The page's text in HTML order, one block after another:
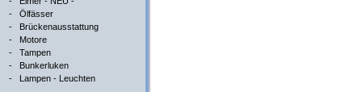
- Ölfässer
- Brückenausstattung
- Motore
- Tampen
- Bunkerluken
- Lampen - Leuchten